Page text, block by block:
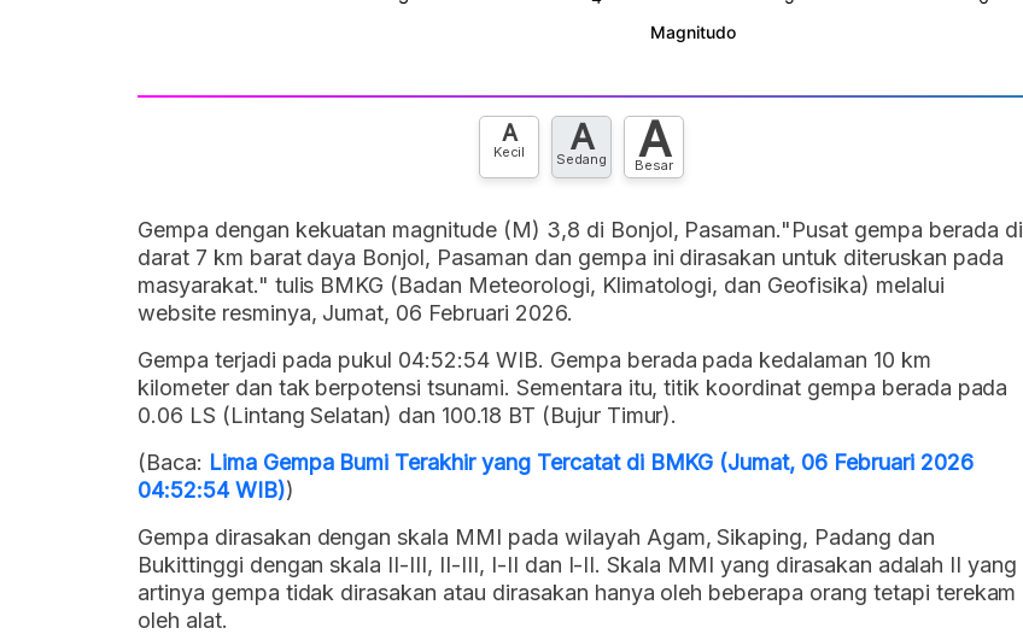
A
Kecil A
Sedang A
Besar
Gempa dengan kekuatan magnitude (M) 3,8 di Bonjol, Pasaman."Pusat gempa berada di
darat 7 km barat daya Bonjol, Pasaman dan gempa ini dirasakan untuk diteruskan pada
masyarakat." tulis BMKG (Badan Meteorologi, Klimatologi, dan Geofisika) melalui
website resminya, Jumat, 06 Februari 2026.
Gempa terjadi pada pukul 04:52:54 WIB. Gempa berada pada kedalaman 10 km
kilometer dan tak berpotensi tsunami. Sementara itu, titik koordinat gempa berada pada
0.06 LS (Lintang Selatan) dan 100.18 BT (Bujur Timur).
(Baca: Lima Gempa Bumi Terakhir yang Tercatat di BMKG (Jumat, 06 Februari 2026
04:52:54 WIB))
Gempa dirasakan dengan skala MMI pada wilayah Agam, Sikaping, Padang dan
Bukittinggi dengan skala II-III, II-III, I-II dan I-II. Skala MMI yang dirasakan adalah II yang
artinya gempa tidak dirasakan atau dirasakan hanya oleh beberapa orang tetapi terekam
oleh alat.